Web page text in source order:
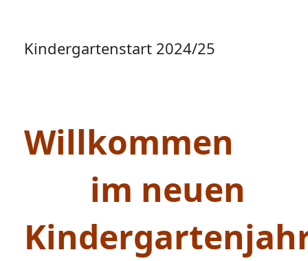
Kindergartenstart 2024/25
Willkommen
im neuen